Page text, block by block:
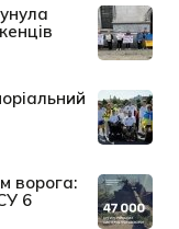
ворога:
6